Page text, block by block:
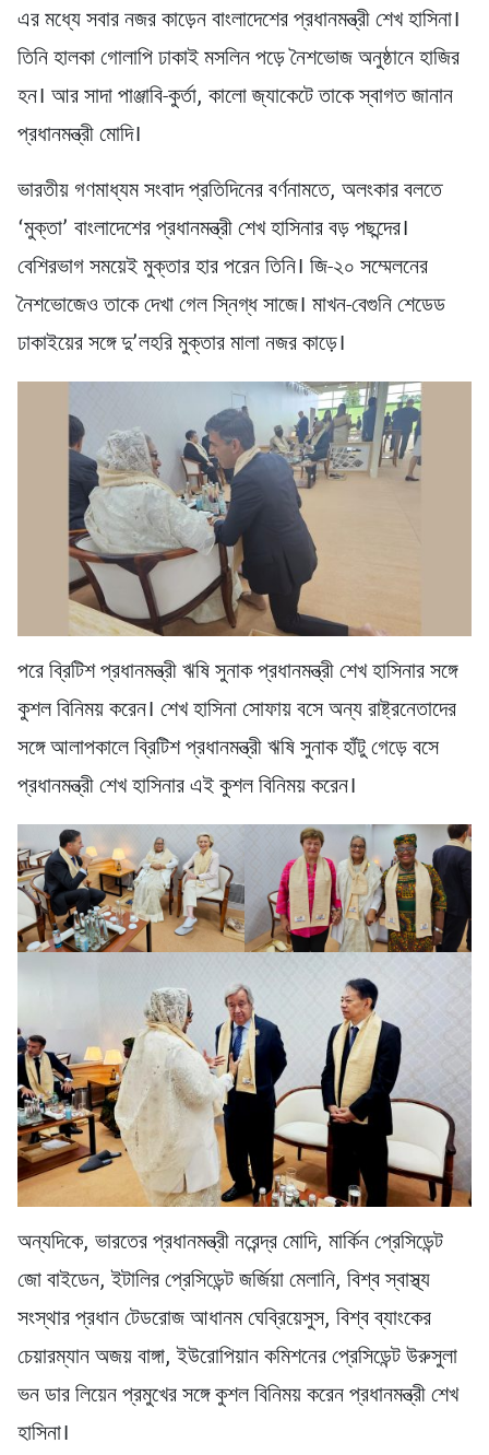
এর মধ্যে সবার নজর কাড়েন বাংলাদেশের প্রধানমন্ত্রী শেখ হাসিনা।
তিনি হালকা গোলাপি ঢাকাই মসলিন পড়ে নৈশভোজ অনুষ্ঠানে হাজির
হন। আর সাদা পাঞ্জাবি-কুর্তা, কালো জ্যাকেটে তাকে স্বাগত জানান
প্রধানমন্ত্রী মোদি।
ভারতীয় গণমাধ্যম সংবাদ প্রতিদিনের বর্ণনামতে, অলংকার বলতে
‘মুক্তা’ বাংলাদেশের প্রধানমন্ত্রী শেখ হাসিনার বড় পছন্দের।
বেশিরভাগ সময়েই মুক্তার হার পরেন তিনি। জি-২০ সম্মেলনের
নৈশভোজেও তাকে দেখা গেল স্নিগ্ধ সাজে। মাখন-বেগুনি শেডেড
ঢাকাইয়ের সঙ্গে দু’লহরি মুক্তার মালা নজর কাড়ে।
পরে ব্রিটিশ প্রধানমন্ত্রী ঋষি সুনাক প্রধানমন্ত্রী শেখ হাসিনার সঙ্গে
কুশল বিনিময় করেন। শেখ হাসিনা সোফায় বসে অন্য রাষ্ট্রনেতাদের
সঙ্গে আলাপকালে ব্রিটিশ প্রধানমন্ত্রী ঋষি সুনাক হাঁটু গেড়ে বসে
প্রধানমন্ত্রী শেখ হাসিনার এই কুশল বিনিময় করেন।
অন্যদিকে, ভারতের প্রধানমন্ত্রী নরেন্দ্র মোদি, মার্কিন প্রেসিডেন্ট
জো বাইডেন, ইটালির প্রেসিডেন্ট জর্জিয়া মেলানি, বিশ্ব স্বাস্থ্য
সংস্থার প্রধান টেডরোজ আধানম ঘেব্রিয়েসুস, বিশ্ব ব্যাংকের
চেয়ারম্যান অজয় বাঙ্গা, ইউরোপিয়ান কমিশনের প্রেসিডেন্ট উরুসুলা
ভন ডার লিয়েন প্রমুখের সঙ্গে কুশল বিনিময় করেন প্রধানমন্ত্রী শেখ
হাসিনা।